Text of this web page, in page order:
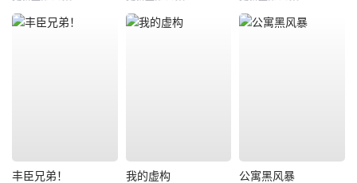
丰臣兄弟！ 我的虚构 公寓黑风暴